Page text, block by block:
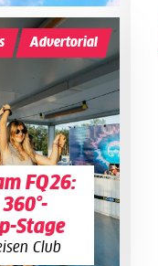
FQ26:
Stage
Club
Advertorial